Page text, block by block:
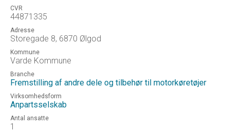
CVR
44871335
Adresse
Storegade 8, 6870 Ølgod
Kommune
Varde Kommune
Branche
Fremstilling af andre dele og tilbehør til motorkøretøjer
Virksomhedsform
Anpartsselskab
Antal ansatte
1